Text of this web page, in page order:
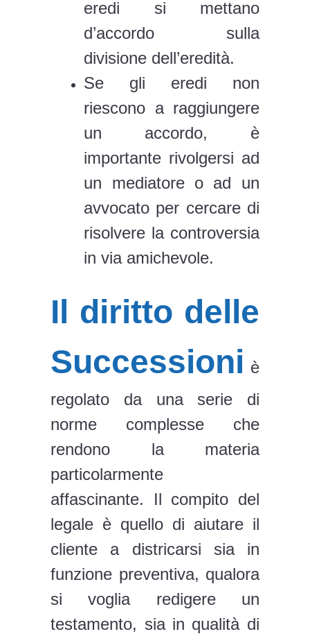
eredi si mettano
d’accordo sulla
divisione dell’eredità.
Se gli eredi non
riescono a raggiungere
un accordo, è
importante rivolgersi ad
un mediatore o ad un
avvocato per cercare di
risolvere la controversia
in via amichevole.
Il diritto delle
Successioni è
regolato da una serie di
norme complesse che
rendono la materia
particolarmente
affascinante. Il compito del
legale è quello di aiutare il
cliente a districarsi sia in
funzione preventiva, qualora
si voglia redigere un
testamento, sia in qualità di